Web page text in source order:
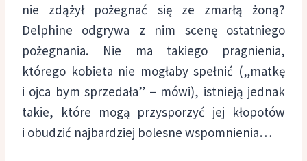
nie zdążył pożegnać się ze zmarłą żoną?
Delphine odgrywa z nim scenę ostatniego
pożegnania. Nie ma takiego pragnienia,
którego kobieta nie mogłaby spełnić („matkę
i ojca bym sprzedała” – mówi), istnieją jednak
takie, które mogą przysporzyć jej kłopotów
i obudzić najbardziej bolesne wspomnienia…